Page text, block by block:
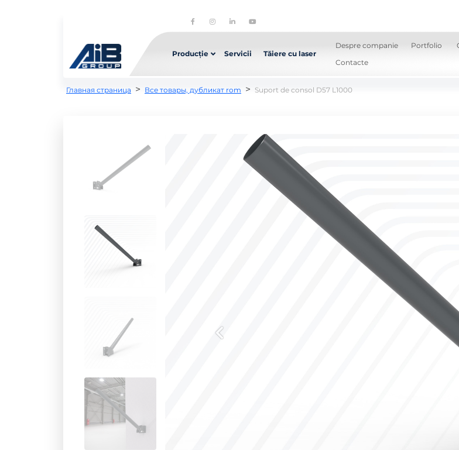
Producție Servicii Tăiere cu laser
Despre companie Portfolio
Contacte
Главная страница > Все товары, дубликат rom > Suport de consol D57 L1000